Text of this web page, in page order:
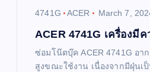
4741G ACER March 7,
ACER 4741G เครื่องมี
ซ่อมโน๊ตบุ๊ค ACER 4741G อา
สูงขณะใช้งาน เนื่องจากมีฝุ่นเ